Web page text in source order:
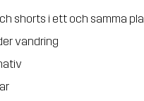
shorts i ett och samma
vandring